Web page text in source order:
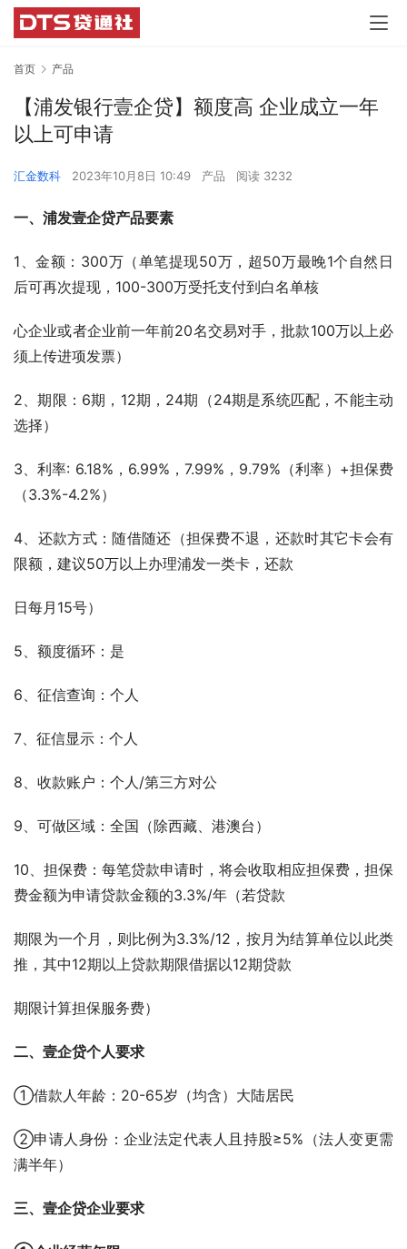
首页 产品
【浦发银行壹企贷】额度高 企业成立一年
以上可申请
汇金数科 2023年10月8日 10:49 产品 阅读 3232
一、浦发壹企贷产品要素
1、金额：300万（单笔提现50万，超50万最晚1个自然日
后可再次提现，100-300万受托支付到白名单核
心企业或者企业前一年前20名交易对手，批款100万以上必
须上传进项发票）
2、期限：6期，12期，24期（24期是系统匹配，不能主动
选择）
3、利率: 6.18%，6.99%，7.99%，9.79%（利率）+担保费
（3.3%-4.2%）
4、还款方式：随借随还（担保费不退，还款时其它卡会有
限额，建议50万以上办理浦发一类卡，还款
日每月15号）
5、额度循环：是
6、征信查询：个人
7、征信显示：个人
8、收款账户：个人/第三方对公
9、可做区域：全国（除西藏、港澳台）
10、担保费：每笔贷款申请时，将会收取相应担保费，担保
费金额为申请贷款金额的3.3%/年（若贷款
期限为一个月，则比例为3.3%/12，按月为结算单位以此类
推，其中12期以上贷款期限借据以12期贷款
期限计算担保服务费）
二、壹企贷个人要求
①借款人年龄：20-65岁（均含）大陆居民
②申请人身份：企业法定代表人且持股≥5%（法人变更需
满半年）
三、壹企贷企业要求